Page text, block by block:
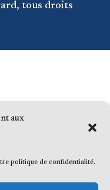
aux
politique de confidentialité.
tous droits